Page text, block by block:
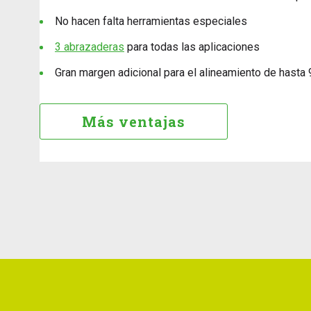
No hacen falta herramientas especiales
3 abrazaderas para todas las aplicaciones
Gran margen adicional para el alineamiento de hasta
Más ventajas